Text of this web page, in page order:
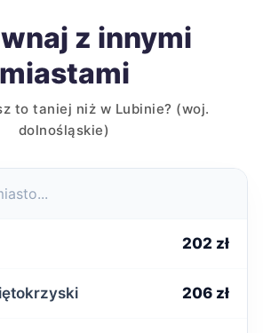
z innymi
miastami
to taniej niż w Lubinie? (woj.
dolnośląskie)
202 zł
206 zł